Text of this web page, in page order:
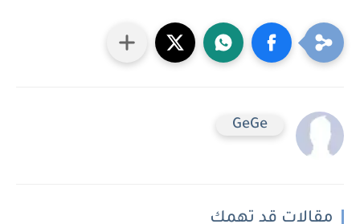
GeGe
مقالات قد تهمك